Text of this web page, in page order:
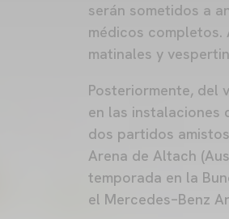
serán sometidos a
médicos
matinales y
Posteriormente, del
en las instalaciones
dos partidos
Arena de Altach
temporada en la
el Mercedes–Benz